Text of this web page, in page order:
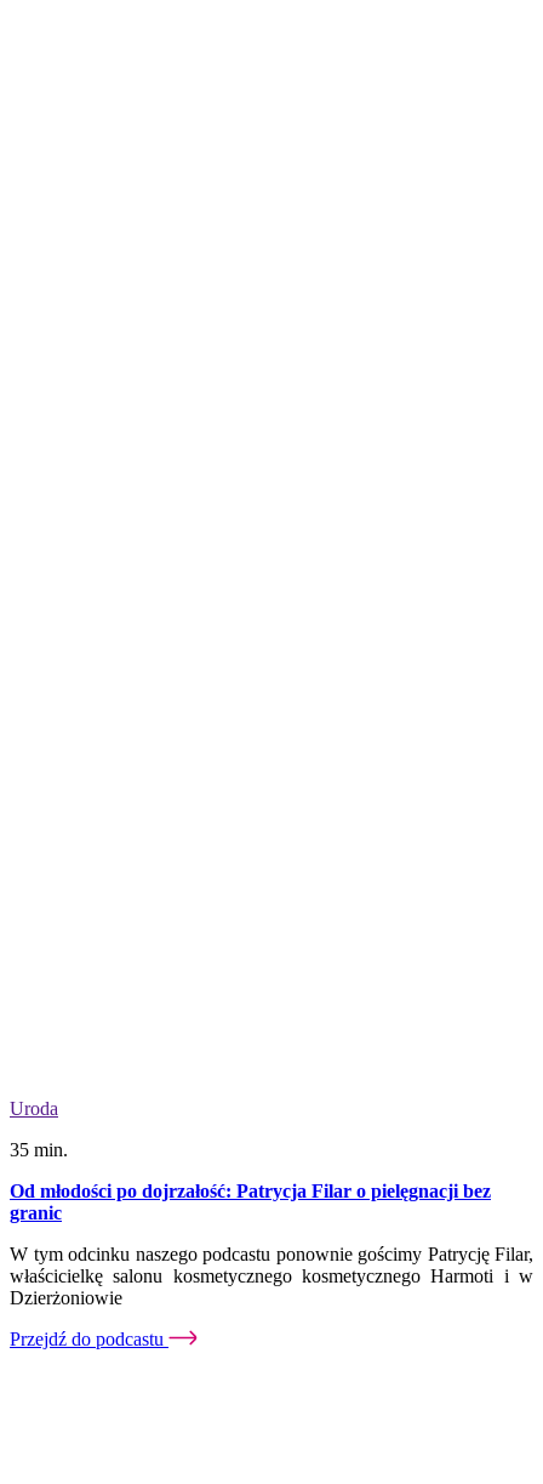
Uroda
35 min.
Od młodości po dojrzałość: Patrycja Filar o pielęgnacji bez
granic
W tym odcinku naszego podcastu ponownie gościmy Patrycję Filar,
właścicielkę salonu kosmetycznego kosmetycznego Harmoti i w
Dzierżoniowie
Przejdź do podcastu